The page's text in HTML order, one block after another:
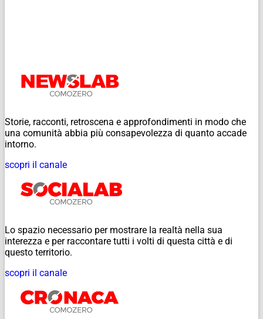
Storie, racconti, retroscena e approfondimenti in modo che
una comunità abbia più consapevolezza di quanto accade
intorno.
scopri il canale
Lo spazio necessario per mostrare la realtà nella sua
interezza e per raccontare tutti i volti di questa città e di
questo territorio.
scopri il canale